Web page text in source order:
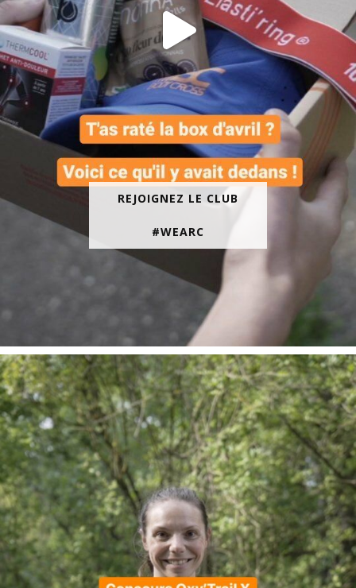
REJOIGNEZ LE CLUB
#WEARC
En juin, on te motive à courir encore